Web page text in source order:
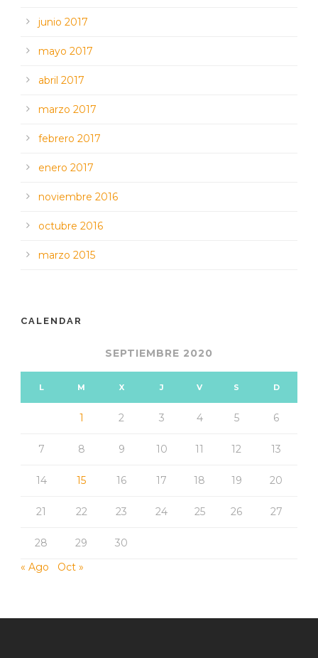
junio 2017
mayo 2017
abril 2017
marzo 2017
febrero 2017
enero 2017
noviembre 2016
octubre 2016
marzo 2015
CALENDAR
SEPTIEMBRE 2020
L M X J V S D
1 2 3 4 5 6
7 8 9 10 11 12 13
14 15 16 17 18 19 20
21 22 23 24 25 26 27
28 29
30
« Ago
Oct »